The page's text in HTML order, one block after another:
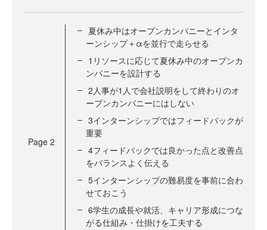
Page 2
夏休み中はオープンカンパニーとインタ
ーンシップ＋αを並行で走らせる
1リソースに応じて夏休み中のオープンカ
ンパニーを設計する
2人事が1人で会社説明をして終わりのオ
ープンカンパニーにはしない
3インターンシップではフィードバックが
重要
4フィードバックでは良かった点と改善点
をバランスよく伝える
5インターンシップの難易度を事前に合わ
せておこう
6学生の成長や就活、キャリア形成につな
がる仕組み・仕掛けを工夫する